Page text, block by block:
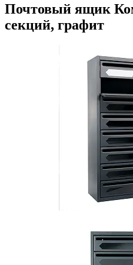
Почтовый ящик
секций, графит